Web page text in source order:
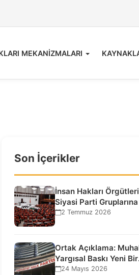
MEKANİZMALARI
Son İçerikler
İnsan Hakları
Siyasi Parti Gruplarına
Ziyaretlere İlişkin
2 Temmuz 2026
Ortak Açıklama:
Yargısal Baskı Yeni Bir
Aşamaya Geçti:
24 Mayıs 2026